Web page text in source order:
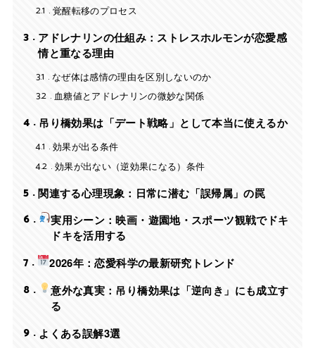
2.1
覚醒転移のプロセス
3
アドレナリンの仕組み：ストレスホルモンが恋愛感
情と重なる理由
3.1
なぜ体は感情の理由を区別しないのか
3.2 血糖値とアドレナリンの微妙な関係
4
吊り橋効果は「デート戦略」として本当に使えるか
4.1
効果が出る条件
4.2 効果が出ない（逆効果になる）条件
5 関連する心理現象：日常に潜む「誤帰属」の罠
6
実用シーン：映画・遊園地・スポーツ観戦でドキ
ドキを活用する
7 2026年：恋愛科学の最新研究トレンド
8
意外な真実：吊り橋効果は「逆向き」にも成立す
る
9
よくある誤解3選